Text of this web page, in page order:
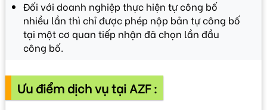
Đối với doanh nghiệp thực hiện tự công bố
nhiều lần thì chỉ được phép nộp bản tự công bố
tại một cơ quan tiếp nhận đã chọn lần đầu
công bố.
Ưu điểm dịch vụ tại AZF :